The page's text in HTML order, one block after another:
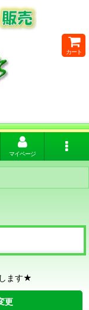
カート
マイページ
ます★
更